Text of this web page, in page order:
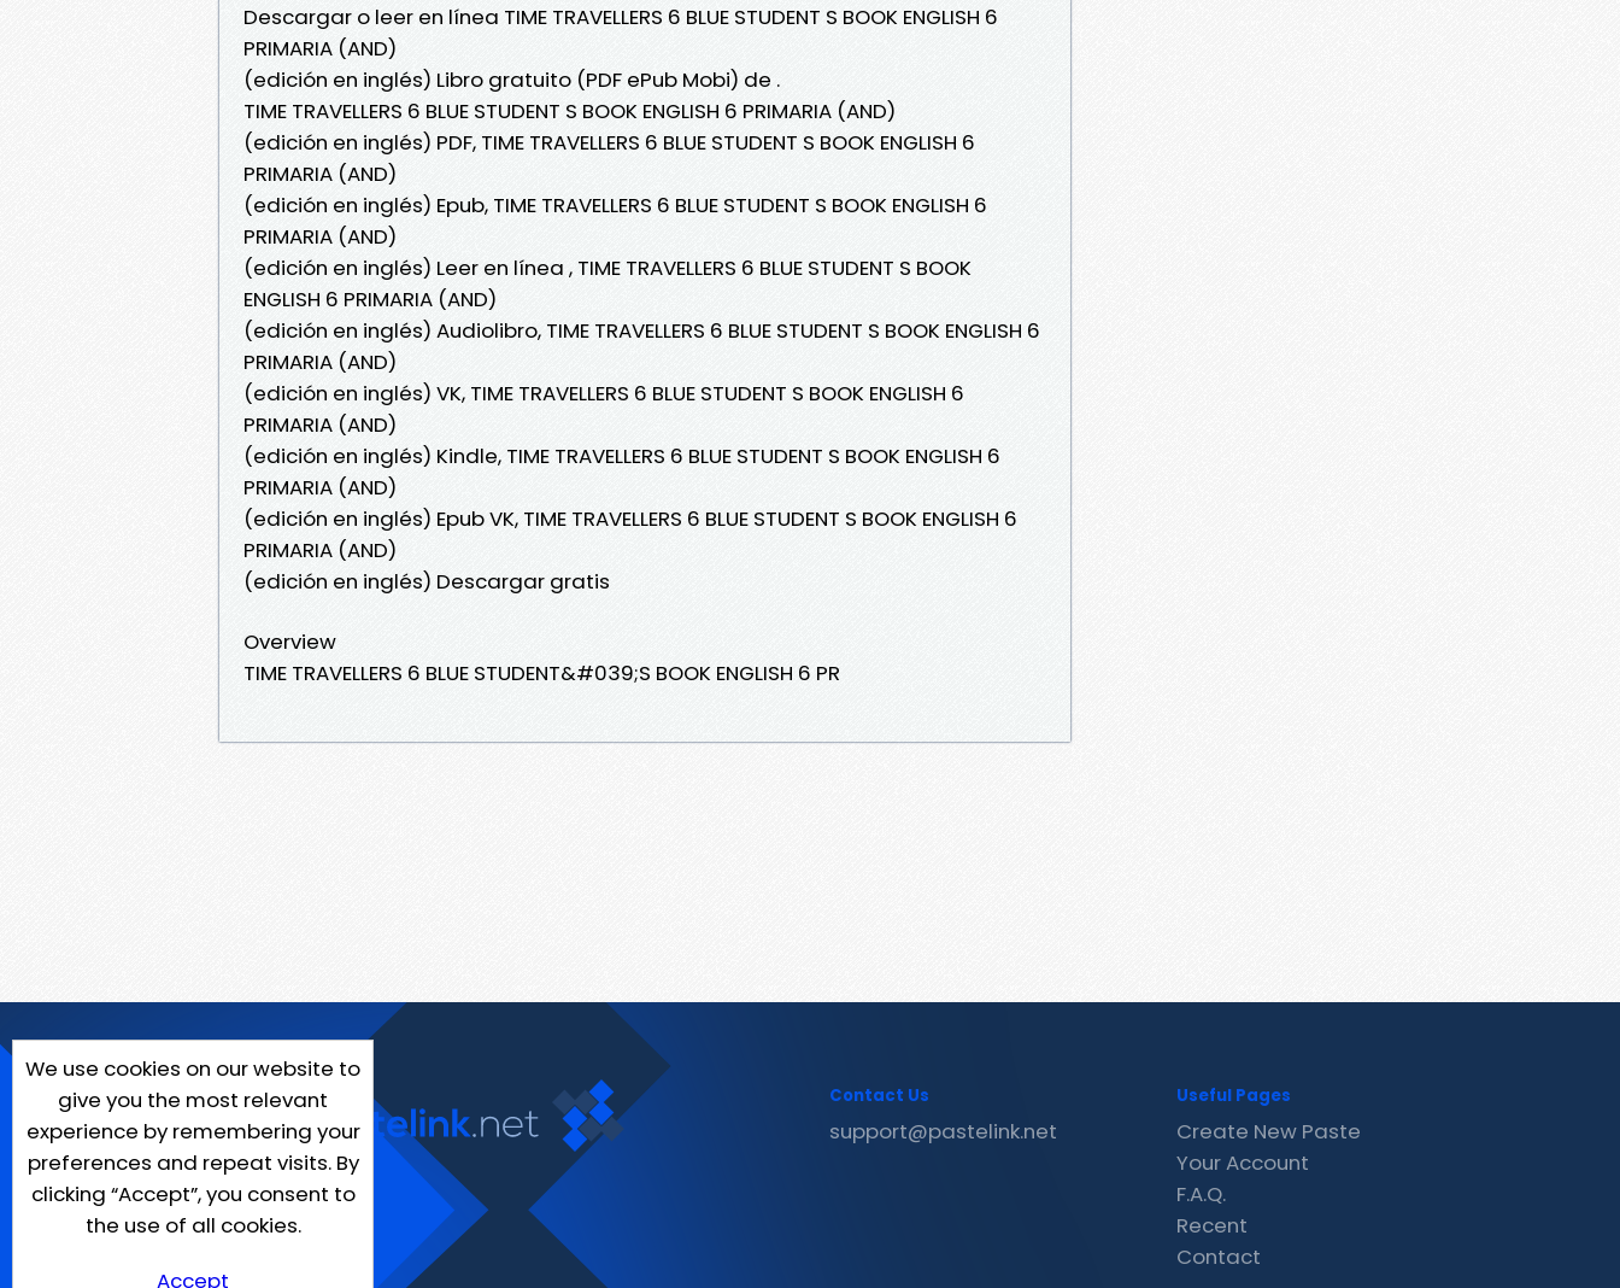
Descargar o leer en línea TIME TRAVELLERS 6 BLUE STUDENT S BOOK ENGLISH 6
PRIMARIA (AND)
(edición en inglés) Libro gratuito (PDF ePub Mobi) de .
TIME TRAVELLERS 6 BLUE STUDENT S BOOK ENGLISH 6 PRIMARIA (AND)
(edición en inglés) PDF, TIME TRAVELLERS 6 BLUE STUDENT S BOOK ENGLISH 6
PRIMARIA (AND)
(edición en inglés) Epub, TIME TRAVELLERS 6 BLUE STUDENT S BOOK ENGLISH 6
PRIMARIA (AND)
(edición en inglés) Leer en línea , TIME TRAVELLERS 6 BLUE STUDENT S BOOK
ENGLISH 6 PRIMARIA (AND)
(edición en inglés) Audiolibro, TIME TRAVELLERS 6 BLUE STUDENT S BOOK ENGLISH 6
PRIMARIA (AND)
(edición en inglés) VK, TIME TRAVELLERS 6 BLUE STUDENT S BOOK ENGLISH 6
PRIMARIA (AND)
(edición en inglés) Kindle, TIME TRAVELLERS 6 BLUE STUDENT S BOOK ENGLISH 6
PRIMARIA (AND)
(edición en inglés) Epub VK, TIME TRAVELLERS 6 BLUE STUDENT S BOOK ENGLISH 6
PRIMARIA (AND)
(edición en inglés) Descargar gratis
Overview
TIME TRAVELLERS 6 BLUE STUDENT&#039;S BOOK ENGLISH 6 PR
We use cookies on our website to
give you the most relevant
experience by remembering your
preferences and repeat visits. By
clicking “Accept”, you consent to
the use of all cookies.
Accept
Contact Us
support@pastelink.net
Useful Pages
Create New Paste
Your Account
F.A.Q.
Recent
Contact